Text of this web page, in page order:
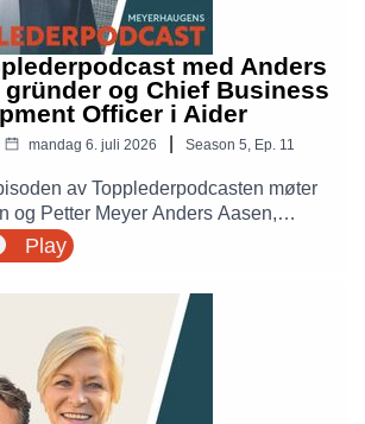
med Anders
gründer og Chief Business
Officer i Aider
mandag 6. juli 2026 Season 5 Ep. 11
av Topplederpodcasten møter
og Petter Meyer Anders Aasen,
Chief Business Development Officer i
snakker de om hva som
oppkjøp, hvorfor mennesker alltid
og hvilke ambisjoner Aider har for
i Europa.
Play